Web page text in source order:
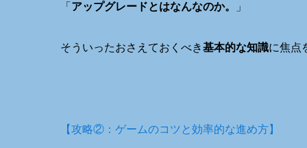
「 アップグレードとはなんなのか。 」
そういったおさえておくべき基本的な知識に焦点
【攻略②：ゲームのコツと効率的な進め方】